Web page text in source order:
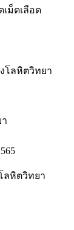
ม็ดเลือด
โลหิตวิทยา
ลหิตวิทยา